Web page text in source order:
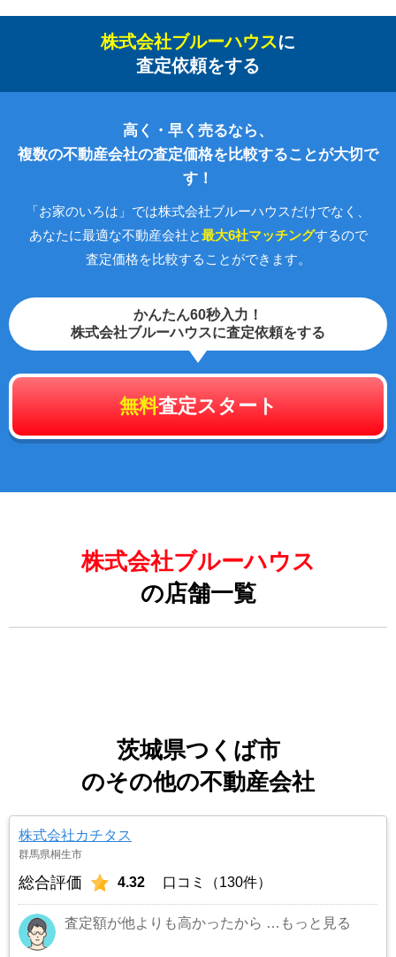
株式会社ブルーハウスに
査定依頼をする
高く・早く売るなら、
複数の不動産会社の査定価格を比較することが大切で
す！
「お家のいろは」では株式会社ブルーハウスだけでなく、
あなたに最適な不動産会社と最大6社マッチングするので
査定価格を比較することができます。
かんたん60秒入力！
株式会社ブルーハウスに査定依頼をする
無料査定スタート
株式会社ブルーハウス
の店舗一覧
茨城県つくば市
のその他の不動産会社
株式会社カチタス
群馬県桐生市
総合評価 4.32 口コミ（130件）
査定額が他よりも高かったから …もっと見る